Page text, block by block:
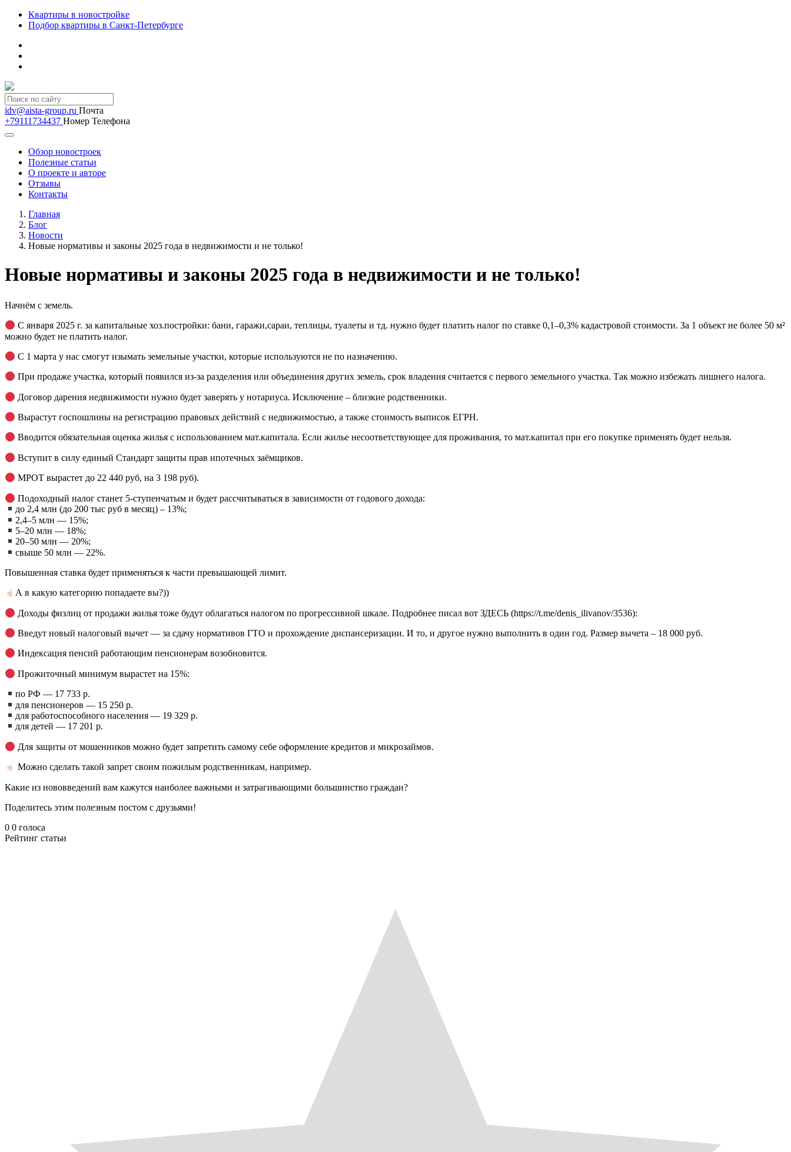
Квартиры в новостройке
Подбор квартиры в Санкт-Петербурге
idv@aista-group.ru Почта
+79111734437 Номер Телефона
Обзор новостроек
Полезные статьи
О проекте и авторе
Отзывы
Контакты
Главная
Блог
Новости
Новые нормативы и законы 2025 года в недвижимости и не только!
Новые нормативы и законы 2025 года в недвижимости и не только!
Начнём с земель.
С января 2025 г. за капитальные хоз.постройки: бани, гаражи,сараи, теплицы, туалеты и тд. нужно будет платить налог по ставке 0,1–0,3% кадастровой стоимости. За 1 объект не более 50 м²
можно будет не платить налог.
С 1 марта у нас смогут изымать земельные участки, которые используются не по назначению.
При продаже участка, который появился из-за разделения или объединения других земель, срок владения считается с первого земельного участка. Так можно избежать лишнего налога.
Договор дарения недвижимости нужно будет заверять у нотариуса. Исключение – близкие родственники.
Вырастут госпошлины на регистрацию правовых действий с недвижимостью, а также стоимость выписок ЕГРН.
Вводится обязательная оценка жилья с использованием мат.капитала. Если жилье несоответствующее для проживания, то мат.капитал при его покупке применять будет нельзя.
Вступит в силу единый Стандарт защиты прав ипотечных заёмщиков.
МРОТ вырастет до 22 440 руб, на 3 198 руб).
Подоходный налог станет 5-ступенчатым и будет рассчитываться в зависимости от годового дохода:
до 2,4 млн (до 200 тыс руб в месяц) – 13%;
2,4–5 млн — 15%;
5–20 млн — 18%;
20–50 млн — 20%;
свыше 50 млн — 22%.
Повышенная ставка будет применяться к части превышающей лимит.
А в какую категорию попадаете вы?))
Доходы физлиц от продажи жилья тоже будут облагаться налогом по прогрессивной шкале. Подробнее писал вот ЗДЕСЬ (https://t.me/denis_ilivanov/3536):
Введут новый налоговый вычет — за сдачу нормативов ГТО и прохождение диспансеризации. И то, и другое нужно выполнить в один год. Размер вычета – 18 000 руб.
Индексация пенсий работающим пенсионерам возобновится.
Прожиточный минимум вырастет на 15%:
по РФ — 17 733 р.
для пенсионеров — 15 250 р.
для работоспособного населения — 19 329 р.
для детей — 17 201 р.
Для защиты от мошенников можно будет запретить самому себе оформление кредитов и микрозаймов.
Можно сделать такой запрет своим пожилым родственникам, например.
Какие из нововведений вам кажутся наиболее важными и затрагивающими большинство граждан?
Поделитесь этим полезным постом с друзьями!
0 0 голоса
Рейтинг статьи